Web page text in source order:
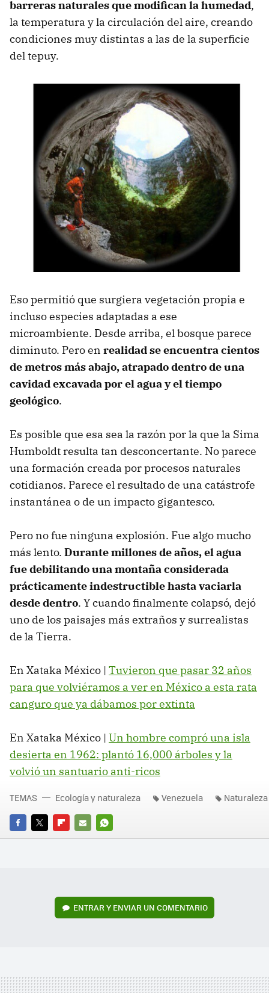
barreras naturales que modifican la humedad,
la temperatura y la circulación del aire, creando
condiciones muy distintas a las de la superficie
del tepuy.
Eso permitió que surgiera vegetación propia e
incluso especies adaptadas a ese
microambiente. Desde arriba, el bosque parece
diminuto. Pero en realidad se encuentra cientos
de metros más abajo, atrapado dentro de una
cavidad excavada por el agua y el tiempo
geológico.
Es posible que esa sea la razón por la que la Sima
Humboldt resulta tan desconcertante. No parece
una formación creada por procesos naturales
cotidianos. Parece el resultado de una catástrofe
instantánea o de un impacto gigantesco.
Pero no fue ninguna explosión. Fue algo mucho
más lento. Durante millones de años, el agua
fue debilitando una montaña considerada
prácticamente indestructible hasta vaciarla
desde dentro. Y cuando finalmente colapsó, dejó
uno de los paisajes más extraños y surrealistas
de la Tierra.
En Xataka México | Tuvieron que pasar 32 años
para que volviéramos a ver en México a esta rata
canguro que ya dábamos por extinta
En Xataka México | Un hombre compró una isla
desierta en 1962: plantó 16,000 árboles y la
volvió un santuario anti-ricos
FACEBOOK
TWITTERFLIPBOARD
E-
WHATSAPP
TEMAS Ecología y naturaleza Venezuela Naturaleza
ENTRAR Y ENVIAR UN COMENTARIO